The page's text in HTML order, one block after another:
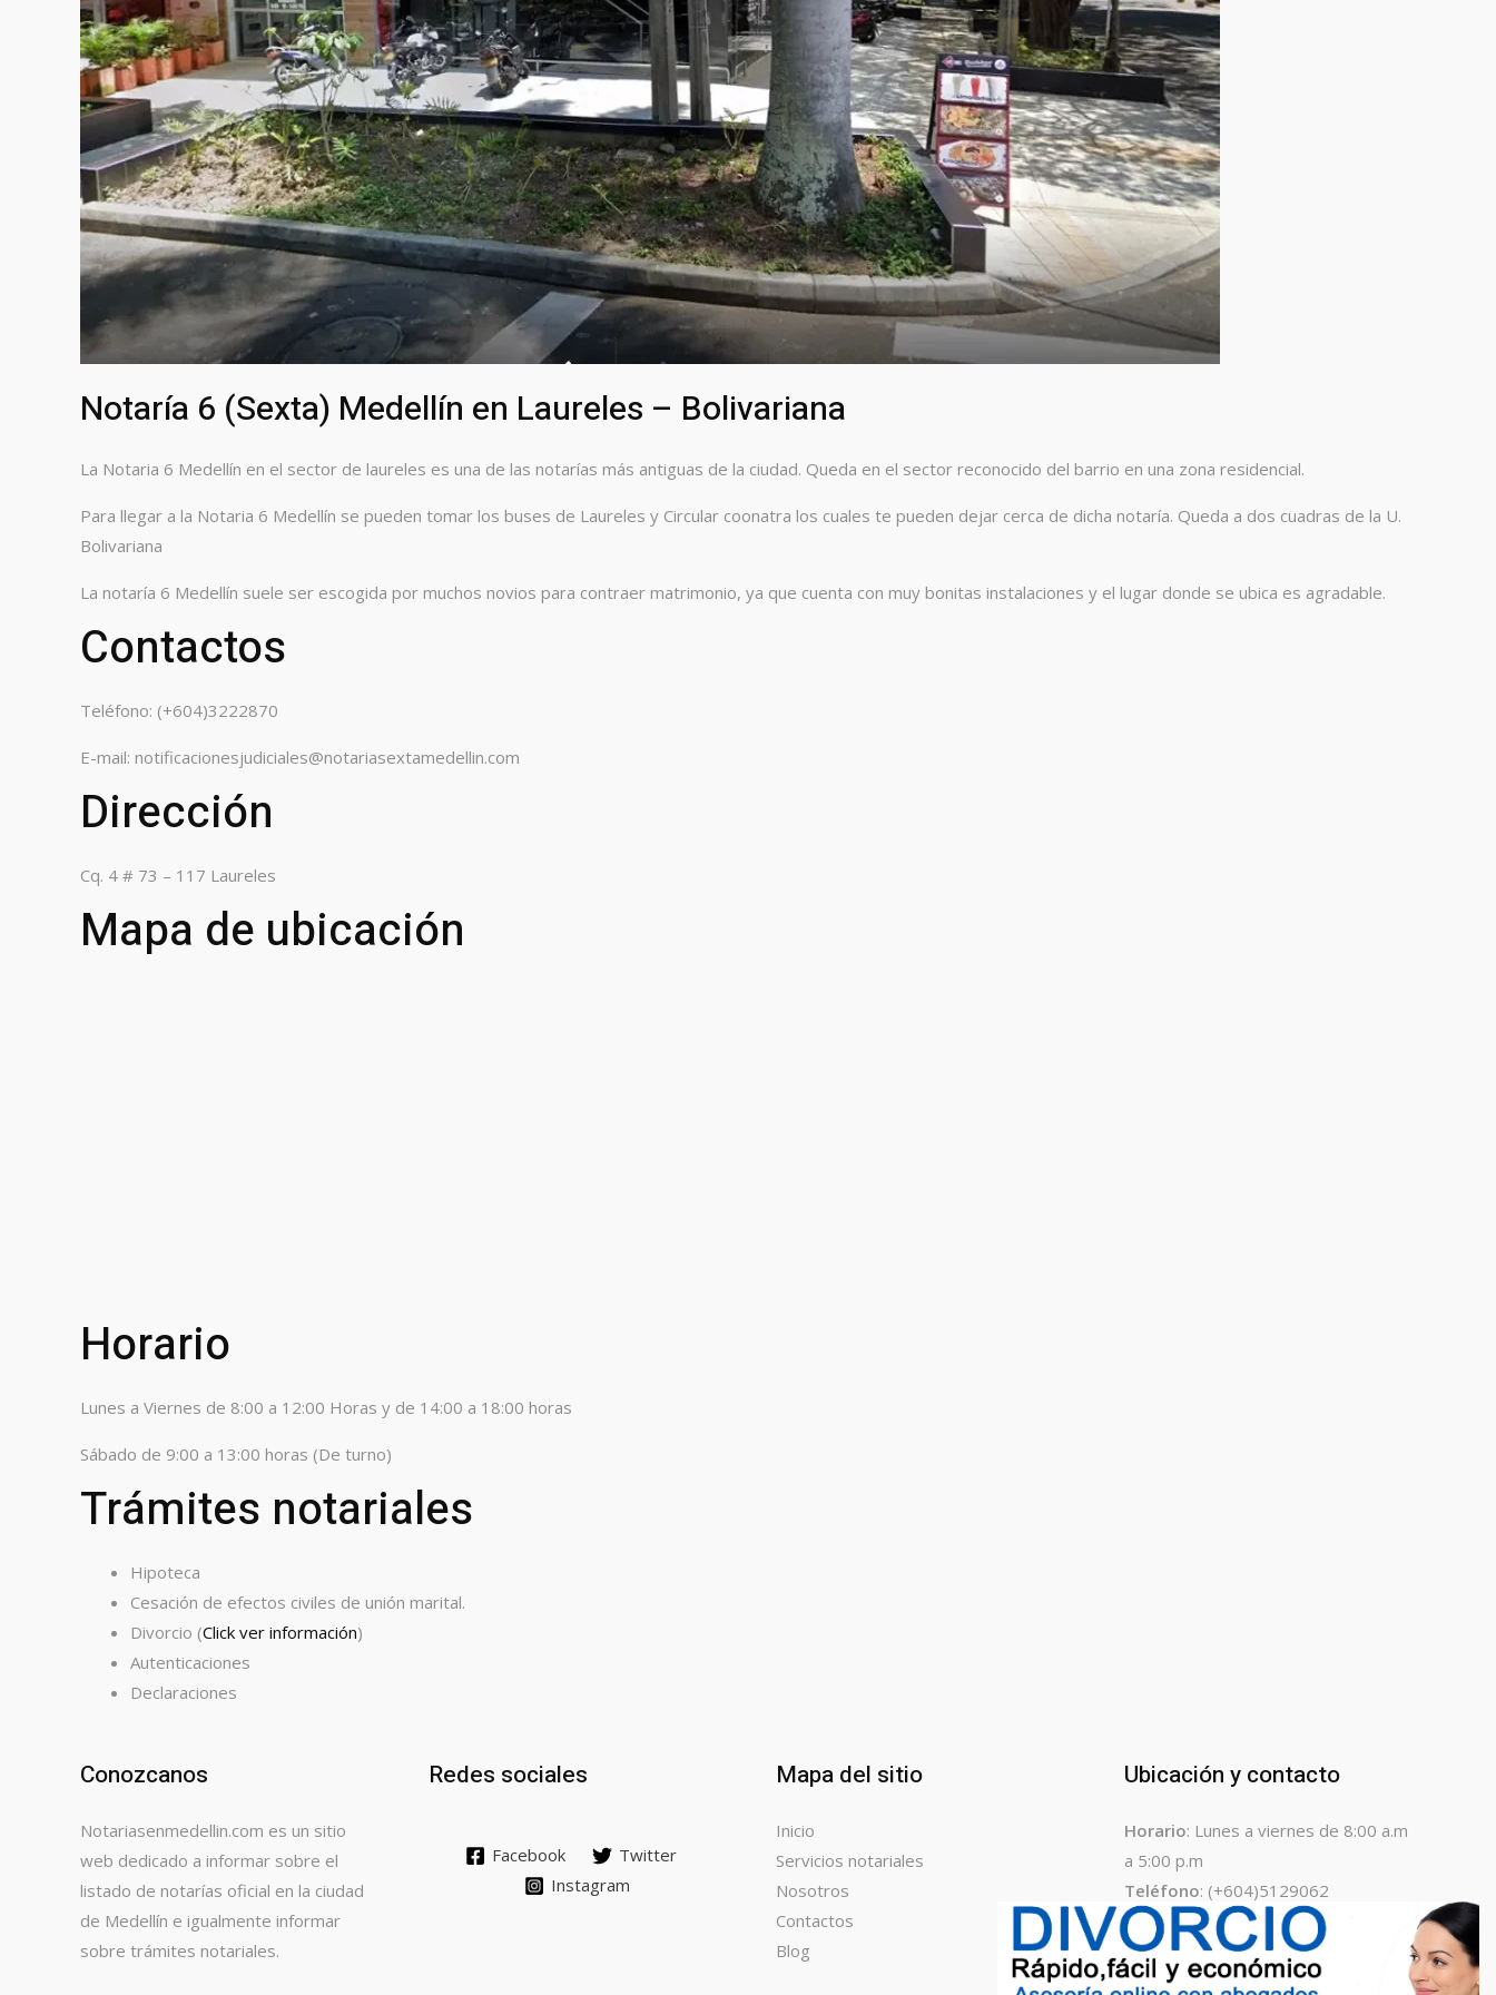
Notaría 6 (Sexta) Medellín en Laureles – Bolivariana
La Notaria 6 Medellín en el sector de laureles es una de las notarías más antiguas de la ciudad. Queda en el sector reconocido del barrio en una zona residencial.
Para llegar a la Notaria 6 Medellín se pueden tomar los buses de Laureles y Circular coonatra los cuales te pueden dejar cerca de dicha notaría. Queda a dos cuadras de la U.
Bolivariana
La notaría 6 Medellín suele ser escogida por muchos novios para contraer matrimonio, ya que cuenta con muy bonitas instalaciones y el lugar donde se ubica es agradable.
Contactos
Teléfono: (+604)3222870
E-mail: notificacionesjudiciales@notariasextamedellin.com
Dirección
Cq. 4 # 73 – 117 Laureles
Mapa de ubicación
Horario
Lunes a Viernes de 8:00 a 12:00 Horas y de 14:00 a 18:00 horas
Sábado de 9:00 a 13:00 horas (De turno)
Trámites notariales
Hipoteca
Cesación de efectos civiles de unión marital.
Divorcio (Click ver información)
Autenticaciones
Declaraciones
Conozcanos
Notariasenmedellin.com es un sitio
web dedicado a informar sobre el
listado de notarías oficial en la ciudad
de Medellín e igualmente informar
sobre trámites notariales.
Redes sociales
Facebook
Twitter
Instagram
Mapa del sitio
Inicio
Servicios notariales
Nosotros
Contactos
Blog
Ubicación y contacto
Horario: Lunes a viernes de 8:00 a.m
a 5:00 p.m
Teléfono: (+604)5129062
Dirección: Calle 42 # 50 – 61
E-mail:
notariasenmedellin@gmail.com